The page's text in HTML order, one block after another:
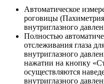
Автоматическое
роговицы
внутриглазного
Полностью
отслеживания глаза
внутриглазного
нажатии на кнопку
осуществляются
внутриглазного